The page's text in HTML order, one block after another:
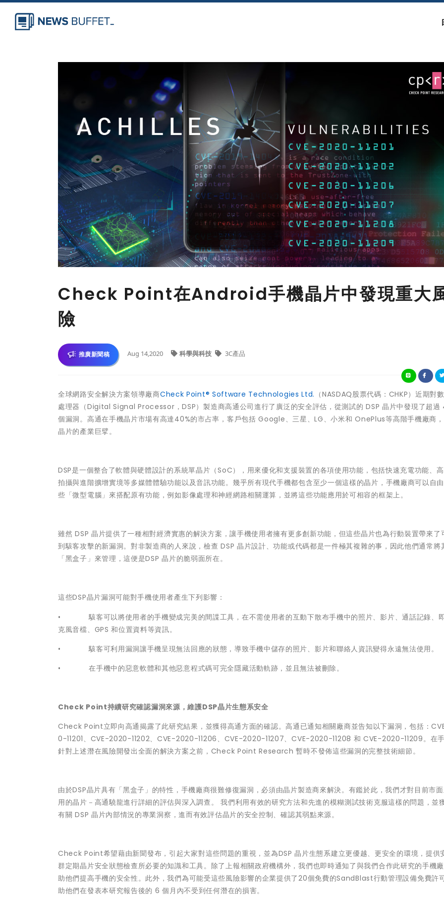
Check Point在Android手機晶片中發現重大
險
推廣新聞稿 Aug 14,2020 科學與科技 3C產品
全球網路安全解決方案領導廠商Check Point® Software Technologies Ltd. （NASDAQ股票代碼：CHKP）近期對
處理器（Digital Signal Processor，DSP）製造商高通公司進行了廣泛的安全評估，從測試的 DSP 晶片中發現了超
個漏洞。高通在手機晶片市場有高達40%的市占率，客戶包括 Google、三星、LG、小米和 OnePlus等高階手機廠商
晶片的產業巨擘。
DSP是一個整合了軟體與硬體設計的系統單晶片（SoC），用來優化和支援裝置的各項使用功能，包括快速充電功能、
拍攝與進階擴增實境等多媒體體驗功能以及音訊功能。幾乎所有現代手機都包含至少一個這樣的晶片，手機廠商可以自
些「微型電腦」來搭配原有功能，例如影像處理和神經網路相關運算，並將這些功能應用於可相容的框架上。
雖然 DSP 晶片提供了一種相對經濟實惠的解決方案，讓手機使用者擁有更多創新功能，但這些晶片也為行動裝置帶來了
到駭客攻擊的新漏洞。對非製造商的人來說，檢查 DSP 晶片設計、功能或代碼都是一件極其複雜的事，因此他們通常將
「黑盒子」來管理，這便是DSP 晶片的脆弱面所在。
這些DSP晶片漏洞可能對手機使用者產生下列影響：
• 駭客可以將使用者的手機變成完美的間諜工具，在不需使用者的互動下散布手機中的照片、影片、通話記錄、
克風音檔、GPS 和位置資料等資訊。
• 駭客可利用漏洞讓手機呈現無法回應的狀態，導致手機中儲存的照片、影片和聯絡人資訊變得永遠無法使用。
• 在手機中的惡意軟體和其他惡意程式碼可完全隱藏活動軌跡，並且無法被刪除。
Check Point持續研究確認漏洞來源，維護DSP晶片生態系安全
Check Point立即向高通揭露了此研究結果，並獲得高通方面的確認。高通已通知相關廠商並告知以下漏洞，包括：
0-11201、CVE-2020-11202、CVE-2020-11206、CVE-2020-11207、CVE-2020-11208 和 CVE-2020-11209。在
針對上述潛在風險開發出全面的解決方案之前，Check Point Research 暫時不發佈這些漏洞的完整技術細節。
由於DSP晶片具有「黑盒子」的特性，手機廠商很難修復漏洞，必須由晶片製造商來解決。有鑑於此，我們才對目前市
用的晶片－高通驍龍進行詳細的評估與深入調查。 我們利用有效的研究方法和先進的模糊測試技術克服這樣的問題，並
有關 DSP 晶片內部情況的專業洞察，進而有效評估晶片的安全控制、確認其弱點來源。
Check Point希望藉由新聞發布，引起大家對這些問題的重視，並為DSP 晶片生態系建立更優越、更安全的環境，提供
群定期晶片安全狀態檢查所必要的知識和工具。除了上報相關政府機構外，我們也即時通知了與我們合作此研究的手機
助他們提高手機的安全性。此外，我們為可能受這些風險影響的企業提供了20個免費的SandBlast行動管理設備免費許
助他們在發表本研究報告後的 6 個月內不受到任何潛在的損害。